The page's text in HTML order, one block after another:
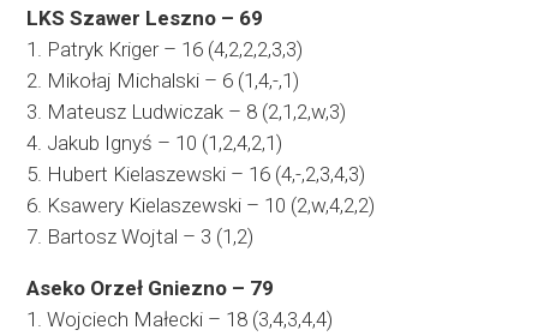
LKS Szawer Leszno – 69
1. Patryk Kriger – 16 (4,2,2,2,3,3)
2. Mikołaj Michalski – 6 (1,4,-,1)
3. Mateusz Ludwiczak – 8 (2,1,2,w,3)
4. Jakub Ignyś – 10 (1,2,4,2,1)
5. Hubert Kielaszewski – 16 (4,-,2,3,4,3)
6. Ksawery Kielaszewski – 10 (2,w,4,2,2)
7. Bartosz Wojtal – 3 (1,2)
Aseko Orzeł Gniezno – 79
1. Wojciech Małecki – 18 (3,4,3,4,4)